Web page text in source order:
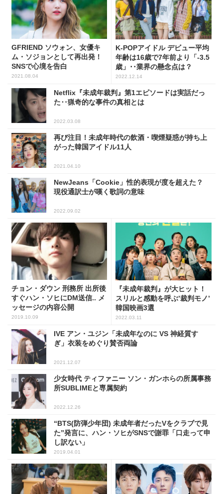
GFRIEND ソウォン、女優キ
ム・ソジョンとして再出発！
SNSで心境を告白
2021.08.04
K-POPアイドル デビュー平均
年齢は16歳で7年前より「-3.5
歳」･･業界の懸念点は？
2022.12.14
Netflix『未成年裁判』第1エピソードは実話だっ
た‥猟奇的な事件の真相とは
2022.03.08
再び注目！未成年時代の飲酒・喫煙疑惑が持ち上
がった韓国アイドル11人
2021.04.10
NewJeans「Cookie」性的表現が度を超えた？
現役通訳士が嘆く歌詞の意味
2022.09.02
チョン・ダウン 刑務所 出所後
すぐハン・ソヒにDM送信.. メ
ッセージの内容公開
2019.10.09
『未成年裁判』が大ヒット！
スリルと感動を呼ぶ’裁判モノ’
韓国映画3選
2022.03.11
IVE アン・ユジン「未成年なのに VS 神経質す
ぎ」衣装をめぐり賛否両論
2021.12.07
少女時代 ティファニー ソン・ガンホらの所属事務
所SUBLIMEと専属契約
2022.12.26
“BTS(防弾少年団) 未成年者だったVをクラブで見
た”発言に、ハン・ソヒがSNSで謝罪「口走って申
し訳ない」
2019.04.01